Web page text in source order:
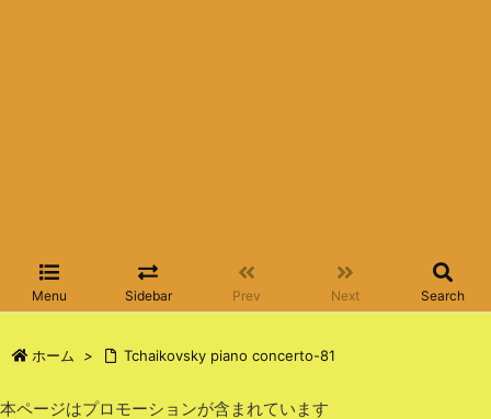
Menu Sidebar Prev Next Search
ホーム > Tchaikovsky piano concerto-81
本ページはプロモーションが含まれています